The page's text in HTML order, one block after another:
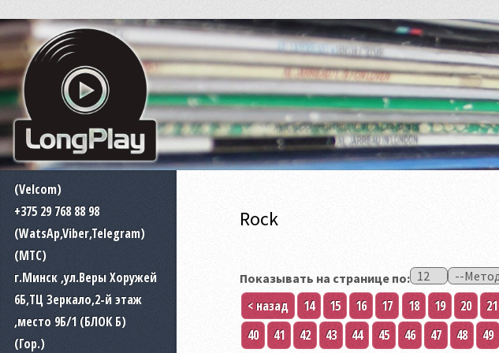
Rock
Показывать на странице по:
< назад 14 15 16 17 18 19 20 21
40
41 42 43 44 45 46 47 48 49
(Velcom)
+375 29 768 88 98
(WatsAp,Viber,Telegram)
(MTC)
г.Минск ,ул.Веры Хоружей
6Б,ТЦ Зеркало,2-й этаж
,место 9Б/1 (БЛОК Б)
(Гор.)